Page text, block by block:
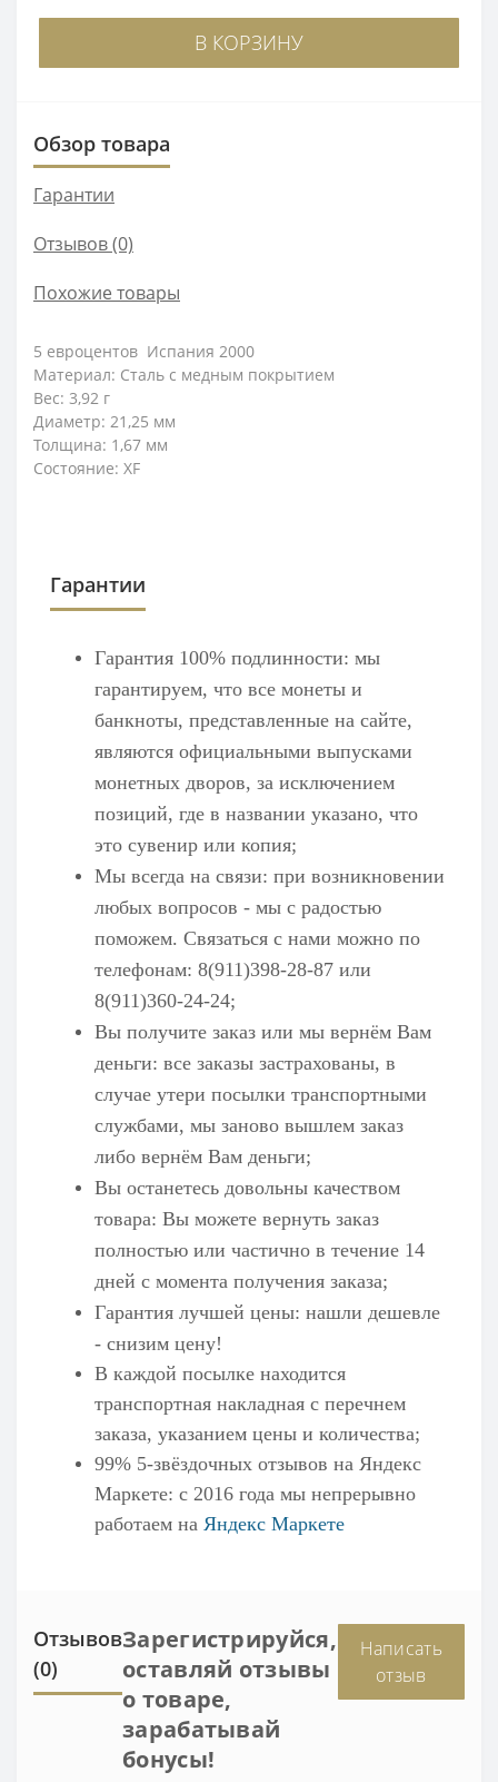
В КОРЗИНУ
Обзор товара
Гарантии
Отзывов (0)
Похожие товары
5 евроцентов Испания 2000
Материал: Сталь с медным покрытием
Вес: 3,92 г
Диаметр: 21,25 мм
Толщина: 1,67 мм
Состояние: XF
Гарантии
Гарантия 100% подлинности: мы
гарантируем, что все монеты и
банкноты, представленные на сайте,
являются официальными выпусками
монетных дворов, за исключением
позиций, где в названии указано, что
это сувенир или копия;
Мы всегда на связи: при возникновении
любых вопросов - мы с радостью
поможем. Связаться с нами можно по
телефонам: 8(911)398-28-87 или
8(911)360-24-24;
Вы получите заказ или мы вернём Вам
деньги: все заказы застрахованы, в
случае утери посылки транспортными
службами, мы заново вышлем заказ
либо вернём Вам деньги;
Вы останетесь довольны качеством
товара: Вы можете вернуть заказ
полностью или частично в течение 14
дней с момента получения заказа;
Гарантия лучшей цены: нашли дешевле
- снизим цену!
В каждой посылке находится
транспортная накладная с перечнем
заказа, указанием цены и количества;
99% 5-звёздочных отзывов на Яндекс
Маркете: с 2016 года мы непрерывно
работаем на Яндекс Маркете
Отзывов
(0)
Зарегистрируйся,
оставляй отзывы
о товаре,
зарабатывай
бонусы!
Написать
отзыв